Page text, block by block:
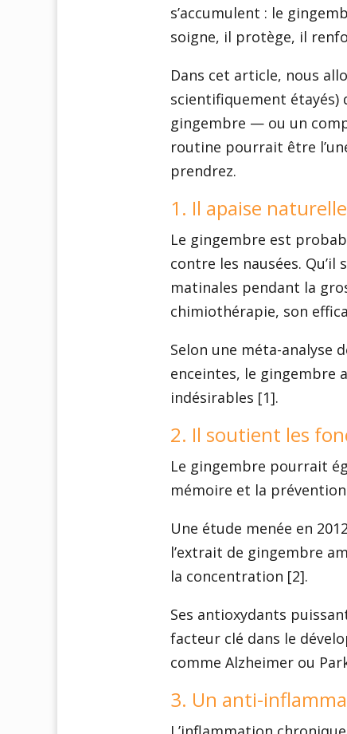
s’accumulent : le
soigne, il protège, il
Dans cet article, nous
scientifiquement
gingembre — ou un
routine pourrait être
prendrez.
1. Il apaise
Le gingembre est
contre les nausées. Qu’il
matinales pendant la
chimiothérapie, son
Selon une méta-analyse
enceintes, le gingembre
indésirables [1].
2. Il soutient les
Le gingembre pourrait
mémoire et la
Une étude menée en
l’extrait de gingembre
la concentration [2].
Ses antioxydants
facteur clé dans le
comme Alzheimer ou
3. Un anti-